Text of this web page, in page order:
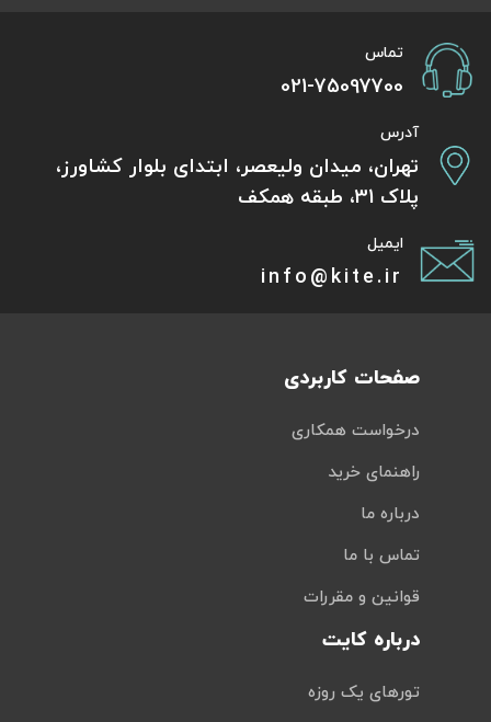
تماس
021-75097700
آدرس
تهران، میدان ولیعصر، ابتدای بلوار کشاورز،
پلاک 31، طبقه همکف
ایمیل
info@kite.ir
صفحات کاربردی
درخواست همکاری
راهنمای خرید
درباره ما
تماس با ما
قوانین و مقررات
درباره کایت
تورهای یک روزه